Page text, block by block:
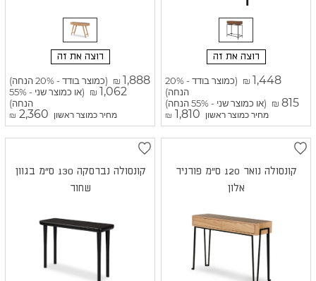
רוצה את זה
₪ 1,448
(כמוצר בודד - 20%
הנחה)
₪ 815 (או כמוצר שני - 55% הנחה)
מחיר כמוצר ראשון ₪ 1,810
רוצה את זה
₪ 1,888 (כמוצר בודד - 20% הנחה)
₪ 1,062
(או כמוצר שני - 55%
הנחה)
מחיר כמוצר ראשון ₪ 2,360
קונסולה נואר 120 ס"מ פורניר
אלון
קונסולה נברסקה 130 ס"מ בגוון
שחור